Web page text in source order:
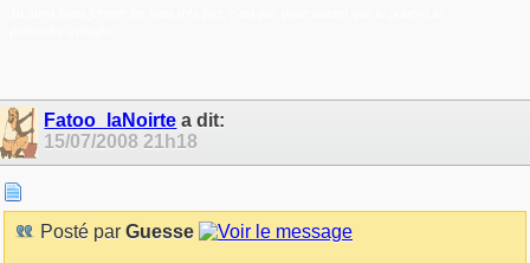
Fatoo_laNoirte a dit:
15/07/200821h18
Posté par Guesse